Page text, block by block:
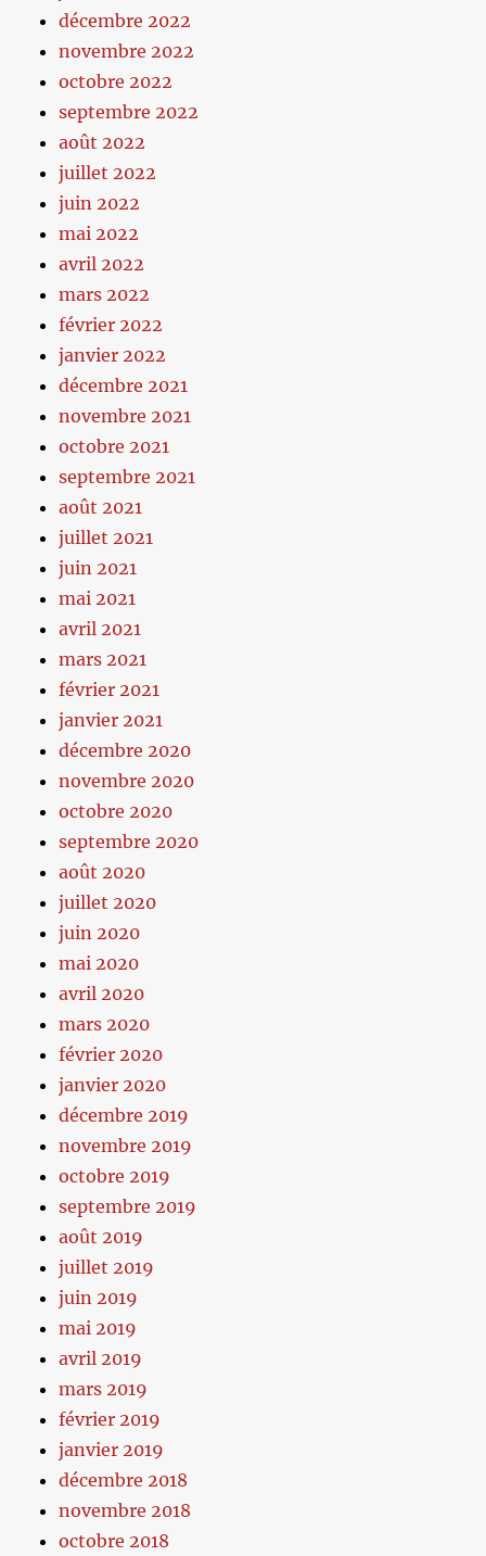
décembre 2022
novembre 2022
octobre 2022
septembre 2022
août 2022
juillet 2022
juin 2022
mai 2022
avril 2022
mars 2022
février 2022
janvier 2022
décembre 2021
novembre 2021
octobre 2021
septembre 2021
août 2021
juillet 2021
juin 2021
mai 2021
avril 2021
mars 2021
février 2021
janvier 2021
décembre 2020
novembre 2020
octobre 2020
septembre 2020
août 2020
juillet 2020
juin 2020
mai 2020
avril 2020
mars 2020
février 2020
janvier 2020
décembre 2019
novembre 2019
octobre 2019
septembre 2019
août 2019
juillet 2019
juin 2019
mai 2019
avril 2019
mars 2019
février 2019
janvier 2019
décembre 2018
novembre 2018
octobre 2018